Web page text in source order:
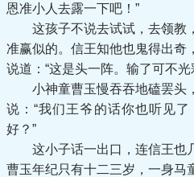
恩准小人去露一下吧！”
这孩子不说去试试，去领教
准赢似的。信王知他也鬼得出奇
说道：“这是头一阵。输了可不光
小神童曹玉慢吞吞地磕罢头
说：“我们王爷的话你也听见
好？”
这小子话一出口，连信王也
曹玉年纪只有十二三岁，一身马